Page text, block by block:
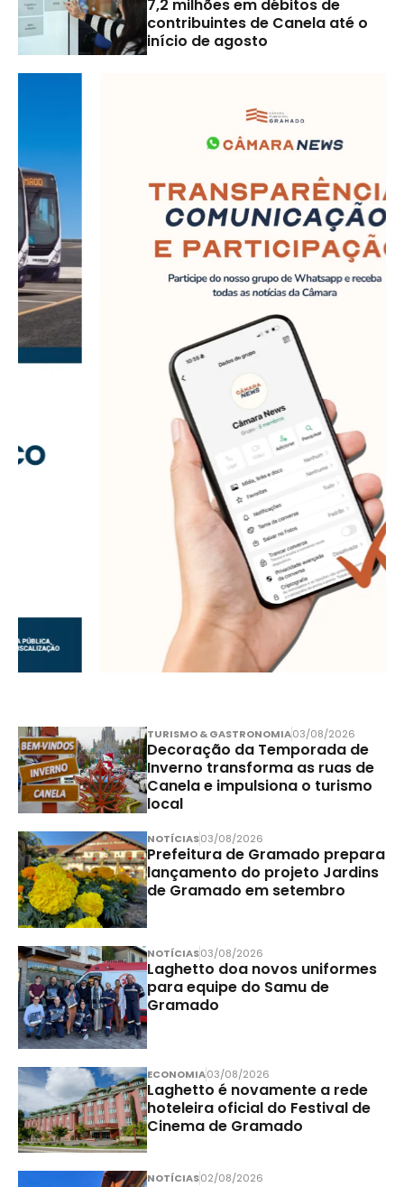
7,2 milhões em débitos de
contribuintes de Canela até o
início de agosto
TURISMO & GASTRONOMIA03/08/2026
Decoração da Temporada de
Inverno transforma as ruas de
Canela e impulsiona o turismo
local
NOTÍCIAS03/08/2026
Prefeitura de Gramado prepara
lançamento do projeto Jardins
de Gramado em setembro
NOTÍCIAS03/08/2026
Laghetto doa novos uniformes
para equipe do Samu de
Gramado
ECONOMIA03/08/2026
Laghetto é novamente a rede
hoteleira oficial do Festival de
Cinema de Gramado
NOTÍCIAS02/08/2026